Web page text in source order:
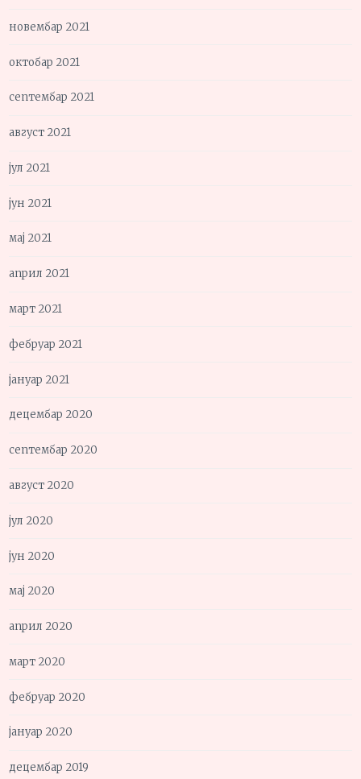
новембар 2021
октобар 2021
септембар 2021
август 2021
јул 2021
јун 2021
мај 2021
април 2021
март 2021
фебруар 2021
јануар 2021
децембар 2020
септембар 2020
август 2020
јул 2020
јун 2020
мај 2020
април 2020
март 2020
фебруар 2020
јануар 2020
децембар 2019